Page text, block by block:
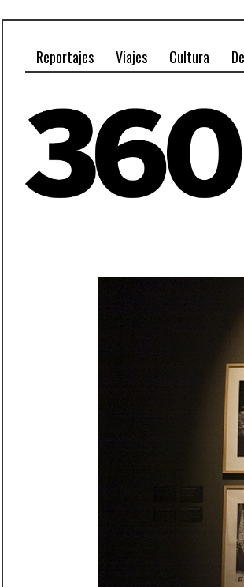
Reportajes Viajes Cultura